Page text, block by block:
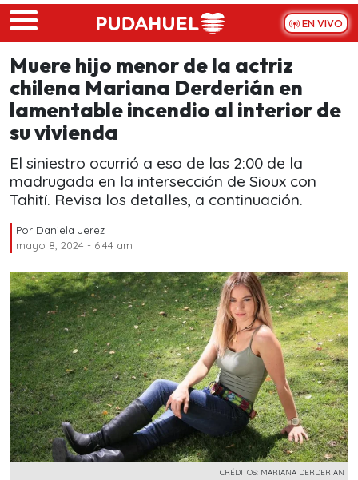
Skip to main content
EN VIVO
Muere hijo menor de la actriz
chilena Mariana Derderián en
lamentable incendio al interior de
su vivienda
El siniestro ocurrió a eso de las 2:00 de la
madrugada en la intersección de Sioux con
Tahití. Revisa los detalles, a continuación.
Por Daniela Jerez
mayo 8, 2024 - 6:44 am
CRÉDITOS: MARIANA DERDERIAN